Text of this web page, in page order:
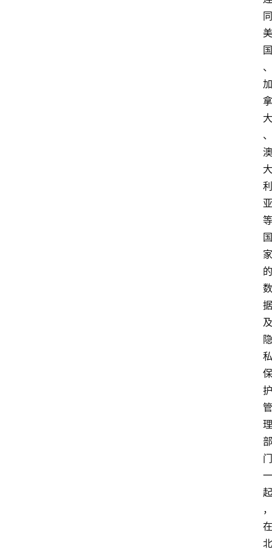
同
美
国
、
加
拿
大
、
澳
大
利
亚
等
国
家
的
数
据
及
隐
私
保
护
管
理
部
门
一
起
，
在
北